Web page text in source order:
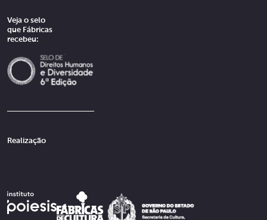
Veja o selo
que Fábricas
recebeu:
Realização